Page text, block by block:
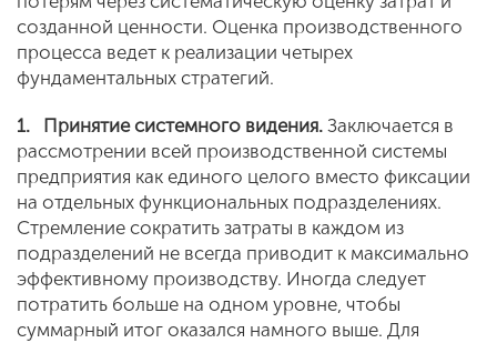
созданной ценности. Оценка производственного
процесса ведет к реализации четырех
фундаментальных стратегий.
1. Принятие системного видения. Заключается в
рассмотрении всей производственной системы
предприятия как единого целого вместо фиксации
на отдельных функциональных подразделениях.
Стремление сократить затраты в каждом из
подразделений не всегда приводит к максимально
эффективному производству. Иногда следует
потратить больше на одном уровне, чтобы
суммарный итог оказался намного выше. Для